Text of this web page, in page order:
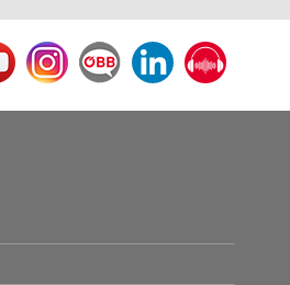
InstagramÖBB Corporate Blog
LinkedInPodcast